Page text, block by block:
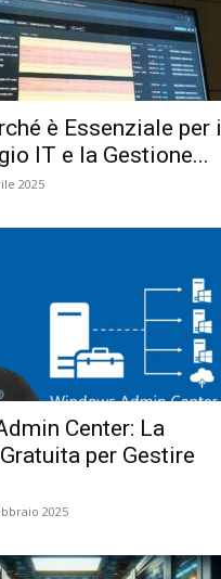
è Essenziale per
IT e la Gestione...
2025
Center: La
per Gestire
2025